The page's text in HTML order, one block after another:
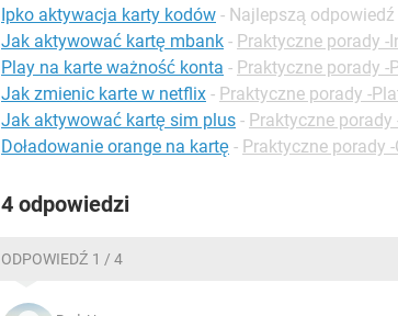
Ipko aktywacja karty kodów - Najlepszą odpowiedź
Jak aktywować kartę mbank - Praktyczne porady -
Play na karte ważność konta - Praktyczne porady -
Jak zmienic karte w netflix - Praktyczne porady -
Jak aktywować kartę sim plus - Praktyczne
Doładowanie orange na kartę - Praktyczne porady
4 odpowiedzi
ODPOWIEDŹ 1 / 4